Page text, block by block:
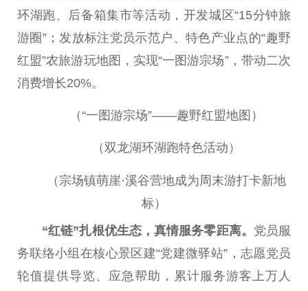
环湖跑、后备箱集市等活动，开发城区“15分钟旅
游圈”；发放标注党员示范户、特色产业点的“趣野
红盟”农旅游玩地图，实现“一图游宗场”，带动二次
消费增长20%。
（“一图游宗场”——趣野红盟地图）
（双龙湖环湖跑特色活动）
（宗场镇萌崖·溪谷营地成为周末游打卡新地
标）
“红链”扎根优生态，真情服务零距离。 党员服
务联络小组在核心景区建“党建微驿站”，志愿党员
轮值提供导览、应急帮助，累计服务游客上万人